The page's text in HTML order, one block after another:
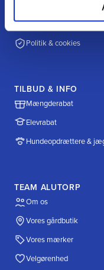
Fragt & levering
Politik & cookies
TILBUD & INFO
Mængderabat
Elevrabat
Hundeopdrættere &
TEAM ALUTORP
Om os
Vores gårdbutik
Vores mærker
Velgørenhed